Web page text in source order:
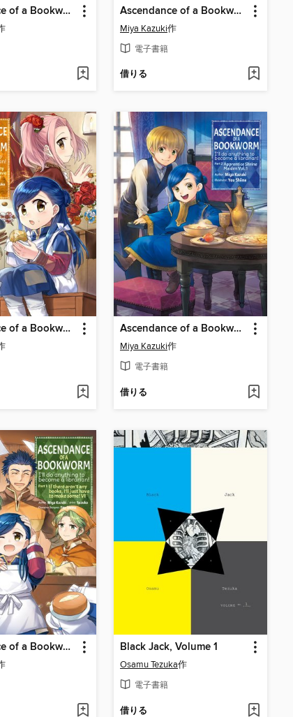
Ascendance of a Bookworm Manga, Part 1, Volume 1 Ascendance of a Bookworm, Part 1, Volume 2
Miya Kazuki作
電子書籍
借りる
Ascendance of a Bookworm Manga, Part 1, Volume 5 Ascendance of a Bookworm, Part 2, Volume 1
Miya Kazuki作
電子書籍
借りる
Ascendance of a Bookworm Manga, Part 1, Volume 6 Black Jack, Volume 1
Osamu Tezuka作
電子書籍
借りる